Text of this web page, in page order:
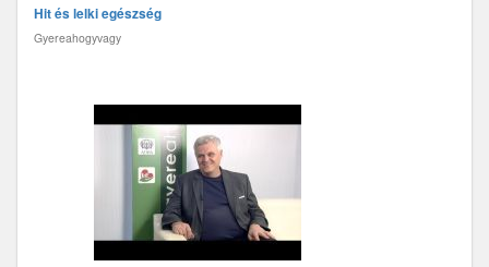
Hit és lelki egészség
Gyereahogyvagy